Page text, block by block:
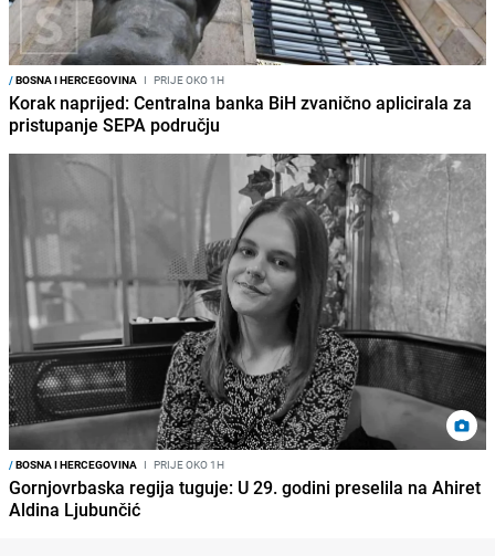
/BOSNA I HERCEGOVINA I PRIJE OKO 1H
Korak naprijed: Centralna banka BiH zvanično aplicirala za
pristupanje SEPA području
/BOSNA I HERCEGOVINA I PRIJE OKO 1H
Gornjovrbaska regija tuguje: U 29. godini preselila na Ahiret
Aldina Ljubunčić